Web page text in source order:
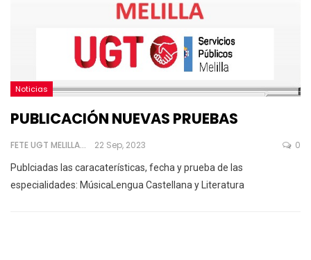
Noticias
PUBLICACIÓN NUEVAS PRUEBAS
FETE UGT MELILLA 22 Sep, 2023 0
Publciadas las caracaterísticas, fecha y prueba de las
especialidades: MúsicaLengua Castellana y Literatura